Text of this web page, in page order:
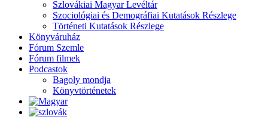
Szlovákiai Magyar Levéltár
Szociológiai és Demográfiai Kutatások Részlege
Történeti Kutatások Részlege
Könyváruház
Fórum Szemle
Fórum filmek
Podcastok
Bagoly mondja
Könyvtörténetek